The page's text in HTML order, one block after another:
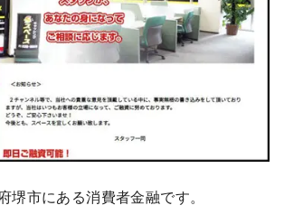
堺市にある消費者金融です。